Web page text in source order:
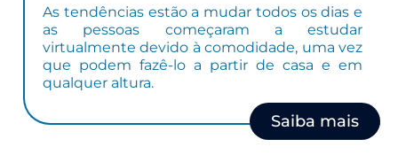
As tendências estão a mudar todos os dias e
as pessoas começaram a estudar
virtualmente devido à comodidade, uma vez
que podem fazê-lo a partir de casa e em
qualquer altura.
Saiba mais